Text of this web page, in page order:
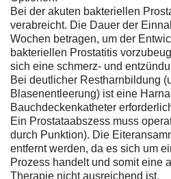
Bei der akuten bakteriellen
verabreicht. Die Dauer der
Wochen betragen, um der
bakteriellen Prostatitis
sich eine schmerz- und
Bei deutlicher Restharnbildung
Blasenentleerung) ist eine
Bauchdeckenkatheter
Ein Prostataabszess muss
durch Punktion). Die
entfernt werden, da es sich um
Prozess handelt und somit eine
Therapie nicht ausreichend ist.